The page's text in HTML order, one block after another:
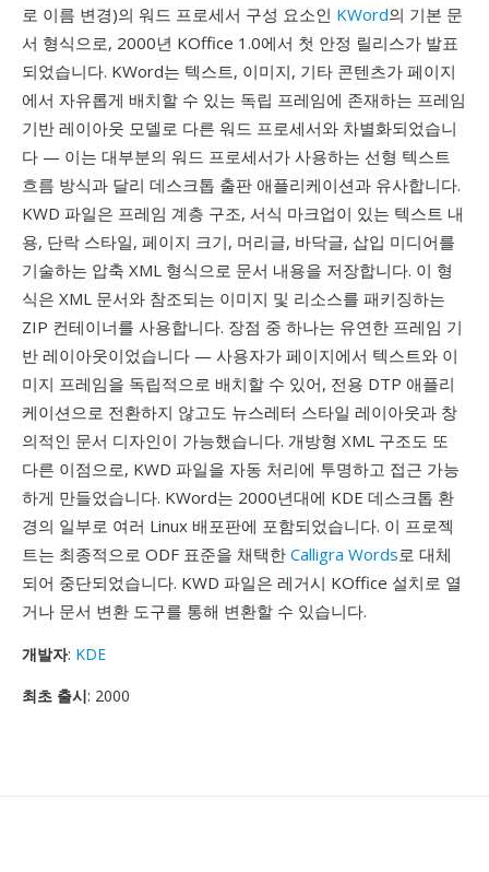
로 이름 변경)의 워드 프로세서 구성 요소인 KWord의 기본 문
서 형식으로, 2000년 KOffice 1.0에서 첫 안정 릴리스가 발표
되었습니다. KWord는 텍스트, 이미지, 기타 콘텐츠가 페이지
에서 자유롭게 배치할 수 있는 독립 프레임에 존재하는 프레임
기반 레이아웃 모델로 다른 워드 프로세서와 차별화되었습니
다 — 이는 대부분의 워드 프로세서가 사용하는 선형 텍스트
흐름 방식과 달리 데스크톱 출판 애플리케이션과 유사합니다.
KWD 파일은 프레임 계층 구조, 서식 마크업이 있는 텍스트 내
용, 단락 스타일, 페이지 크기, 머리글, 바닥글, 삽입 미디어를
기술하는 압축 XML 형식으로 문서 내용을 저장합니다. 이 형
식은 XML 문서와 참조되는 이미지 및 리소스를 패키징하는
ZIP 컨테이너를 사용합니다. 장점 중 하나는 유연한 프레임 기
반 레이아웃이었습니다 — 사용자가 페이지에서 텍스트와 이
미지 프레임을 독립적으로 배치할 수 있어, 전용 DTP 애플리
케이션으로 전환하지 않고도 뉴스레터 스타일 레이아웃과 창
의적인 문서 디자인이 가능했습니다. 개방형 XML 구조도 또
다른 이점으로, KWD 파일을 자동 처리에 투명하고 접근 가능
하게 만들었습니다. KWord는 2000년대에 KDE 데스크톱 환
경의 일부로 여러 Linux 배포판에 포함되었습니다. 이 프로젝
트는 최종적으로 ODF 표준을 채택한 Calligra Words로 대체
되어 중단되었습니다. KWD 파일은 레거시 KOffice 설치로 열
거나 문서 변환 도구를 통해 변환할 수 있습니다.
개발자: KDE
최초 출시: 2000